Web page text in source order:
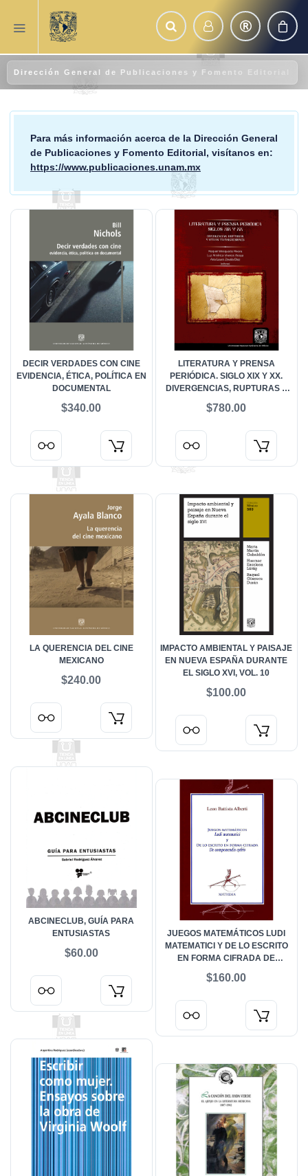
Dirección General de Publicaciones y Fomento Editorial
Para más información acerca de la Dirección General
de Publicaciones y Fomento Editorial, visítanos en:
https://www.publicaciones.unam.mx
DECIR VERDADES CON CINE
EVIDENCIA, ÉTICA, POLÍTICA EN
DOCUMENTAL
$340.00
LITERATURA Y PRENSA
PERIÓDICA. SIGLO XIX Y XX.
DIVERGENCIAS, RUPTURAS Y
$780.00
LA QUERENCIA DEL CINE
MEXICANO
$240.00
IMPACTO AMBIENTAL Y PAISAJE
EN NUEVA ESPAÑA DURANTE
EL SIGLO XVI, VOL. 10
$100.00
ABCINECLUB, GUÍA PARA
ENTUSIASTAS
$60.00
JUEGOS MATEMÁTICOS LUDI
MATEMATICI Y DE LO ESCRITO
EN FORMA CIFRADA DE
$160.00